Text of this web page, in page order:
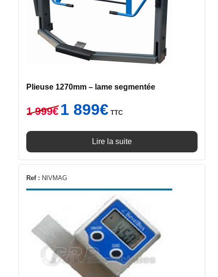
Plieuse 1270mm – lame segmentée
1 999€
Le
prix
999€.
1 899€prix
est :
899€.
TTC
Lire la suite
Ref : NIVMAG